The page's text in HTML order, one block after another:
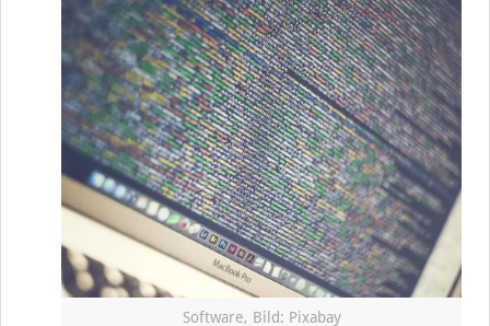
Software, Bild: Pixabay